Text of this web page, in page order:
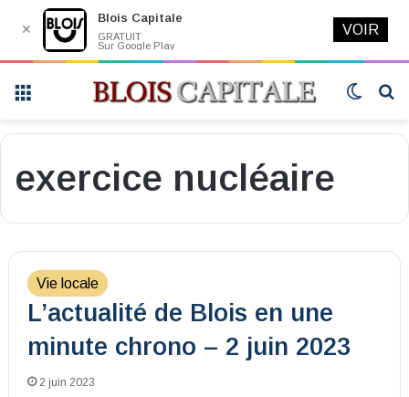
Switch
exercice nucléaire
Vie locale
L’actualité de Blois en une
minute chrono – 2 juin 2023
2 juin 2023
✕
Blois Capitale
GRATUIT
Sur Google Play
VOIR